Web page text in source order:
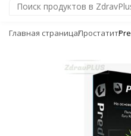
Главная страницаПростатит